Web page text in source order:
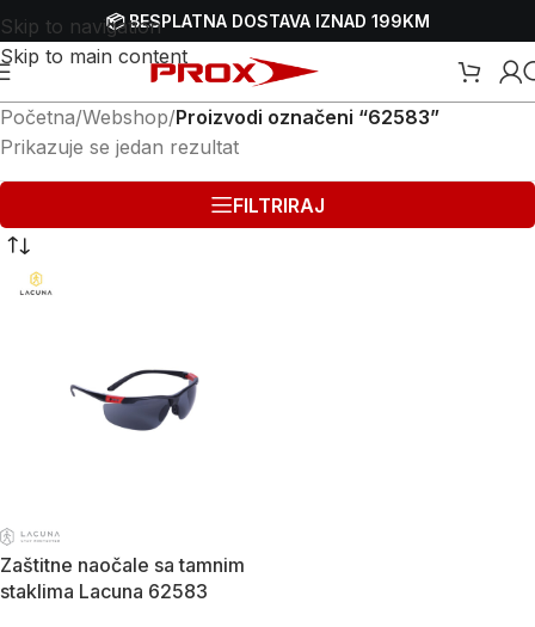
Skip to navigation
Skip to main content
📦 BESPLATNA DOSTAVA IZNAD 199KM
Početna/Webshop/Proizvodi označeni “62583”
Prikazuje se jedan rezultat
FILTRIRAJ
Zaštitne naočale sa tamnim
staklima Lacuna 62583